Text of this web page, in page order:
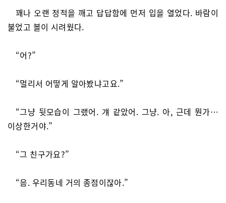
꽤나 오랜 정적을 깨고 답답함에 먼저 입을 열었다. 바람이
불었고 볼이 시려웠다.
“어?”
“멀리서 어떻게 알아봤냐고요.”
“그냥 뒷모습이 그랬어. 걔 같았어. 그냥. 아, 근데 뭔가…
이상한거야.”
“그 친구가요?”
“음. 우리동네 거의 종점이잖아.”